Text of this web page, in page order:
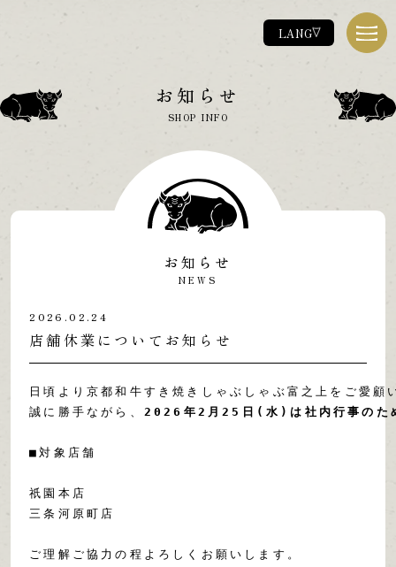
LANG
富之上とは
ABOUT
お品書き
お問い合わせ
お知らせ
SHOP INFO
お知らせ
NEWS
2026.02.24
店舗休業についてお知らせ
日頃より京都和牛すき焼きしゃぶしゃぶ富之上をご愛
誠に勝手ながら、 2026年2月25日(水)は社内行事のた
■対象店舗
祇園本店
三条河原町店
ご理解ご協力の程よろしくお願いします。